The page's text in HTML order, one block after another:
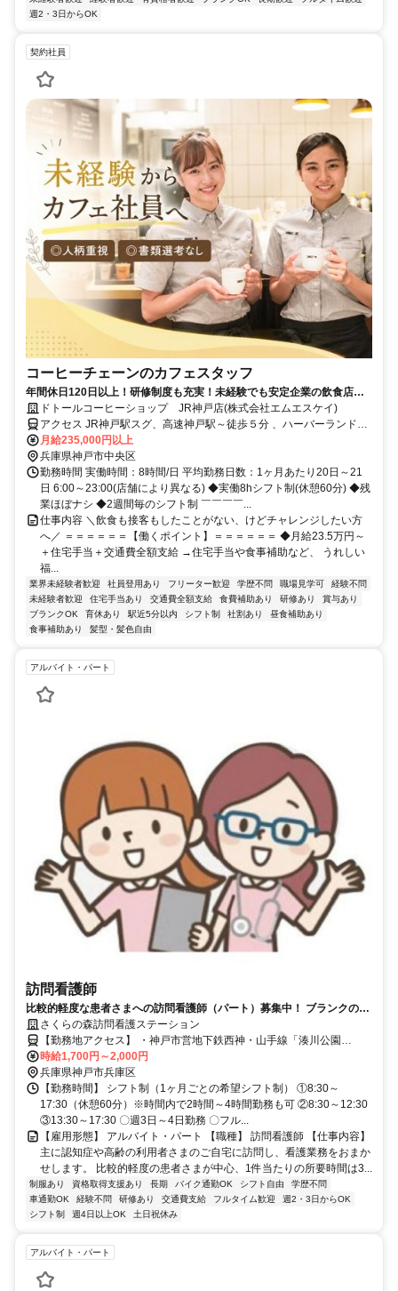
週2・3日からOK
契約社員
コーヒーチェーンのカフェスタッフ
年間休日120日以上！研修制度も充実！未経験でも安定企業の飲食店で
働ける◎書類選考なし・応募者全員面接◎
ドトールコーヒーショップ JR神戸店(株式会社エムエスケイ)
アクセス JR神戸駅スグ、高速神戸駅～徒歩５分 、ハーバーランド駅
～徒歩５分
月給235,000円以上
兵庫県神戸市中央区
勤務時間 実働時間：8時間/日 平均勤務日数：1ヶ月あたり20日～21
日 6:00～23:00(店舗により異なる) ◆実働8hシフト制(休憩60分) ◆残
業ほぼナシ ◆2週間毎のシフト制 ￣￣￣￣...
仕事内容 ＼飲食も接客もしたことがない、けどチャレンジしたい方
へ／ ＝＝＝＝＝＝【働くポイント】＝＝＝＝＝＝ ◆月給23.5万円～
＋住宅手当＋交通費全額支給 →住宅手当や食事補助など、 うれしい
福...
業界未経験者歓迎 社員登用あり フリーター歓迎 学歴不問 職場見学可
経験不問
未経験者歓迎
住宅手当あり 交通費全額支給 食費補助あり 研修あり
賞与あり
ブランクOK
育休あり 駅近5分以内 シフト制 社割あり
昼食補助あり
食事補助あり
髪型・髪色自由
アルバイト・パート
訪問看護師
比較的軽度な患者さまへの訪問看護師（パート）募集中！ ブランクのあ
る方、未経験歓迎‼同行研修あり安心してスタート出来ます♪
さくらの森訪問看護ステーション
【勤務地アクセス】 ・神戸市営地下鉄西神・山手線「湊川公園
駅」、神戸電鉄有馬線「湊川駅」より徒歩約3分 ・各線「新開地駅」
より徒歩約3分 ＼直行直帰OK！／ 〇車、バイク通勤可（駐車場な
し） 〇自転車通勤可
時給1,700円～2,000円
兵庫県神戸市兵庫区
【勤務時間】 シフト制（1ヶ月ごとの希望シフト制） ①8:30～
17:30（休憩60分）※時間内で2時間～4時間勤務も可 ②8:30～12:30
③13:30～17:30 〇週3日～4日勤務 〇フル...
【雇用形態】 アルバイト・パート 【職種】 訪問看護師 【仕事内容】
主に認知症や高齢の利用者さまのご自宅に訪問し、看護業務をおまか
せします。 比較的軽度の患者さまが中心、1件当たりの所要時間は3...
制服あり 資格取得支援あり 長期 バイク通勤OK シフト自由
学歴不問
車通勤OK
経験不問 研修あり 交通費支給 フルタイム歓迎
週2・3日からOK
シフト制
週4日以上OK 土日祝休み
アルバイト・パート